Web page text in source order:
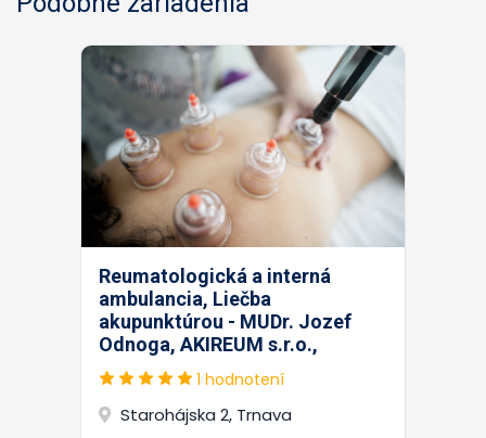
Reumatologická a interná
ambulancia, Liečba
akupunktúrou - MUDr. Jozef
Odnoga, AKIREUM s.r.o.,
1 hodnotení
Starohájska 2, Trnava